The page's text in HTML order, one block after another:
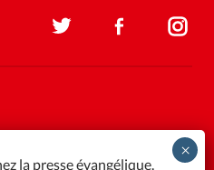
don pour nous aider à